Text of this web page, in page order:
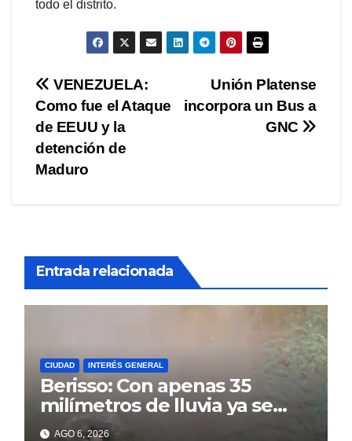
todo el distrito.
Navegación
de
entradas
Unión Platense
incorpora un Bus a
GNC
VENEZUELA:
Como fue el Ataque
de EEUU y la
detención de
Maduro
Entrada relacionada
CIUDAD INTERÉS GENERAL
Berisso: Con apenas 35
milímetros de lluvia ya se
sienten los problemas
AGO 6, 2026